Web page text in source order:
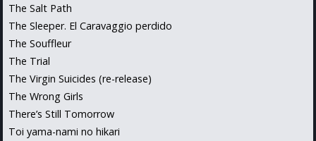
The Salt Path
The Sleeper. El Caravaggio perdido
The Souffleur
The Trial
The Virgin Suicides (re-release)
The Wrong Girls
There’s Still Tomorrow
Toi yama-nami no hikari